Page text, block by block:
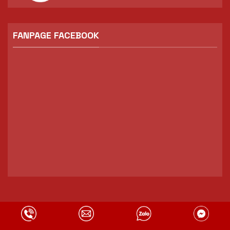
FANPAGE FACEBOOK
Copyright 2026 © Mekong Car